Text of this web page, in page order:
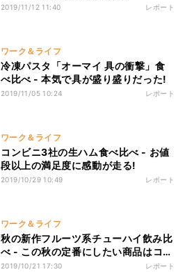
2019/11/12 11:40 レポート
ワーク＆ライフ
冷凍パスタ「オーマイ 具の衝撃」食
べ比べ - 本気で具が盛り盛りだった!
2019/11/05 10:24 レポート
ワーク＆ライフ
コンビニ3社の生ハム食べ比べ - お値
段以上の満足度に感動が走る!
2019/10/29 10:49 レポート
ワーク＆ライフ
秋の新作フルーツ系チューハイ飲み比
べ - この秋の定番にしたい商品はコ
レ!
2019/10/21 17:30 レポート